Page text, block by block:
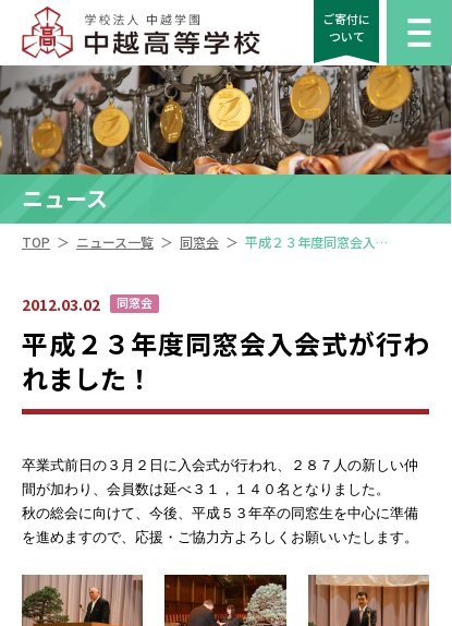
ご寄付に
ついて
ニュース
TOP ＞ ニュース一覧 ＞ 同窓会 ＞ 平成２３年度同窓会入会式が行われました！
2012.03.02 同窓会
平成２３年度同窓会入会式が行わ
れました！
卒業式前日の３月２日に入会式が行われ、２８７人の新しい仲
間が加わり、会員数は延べ３１，１４０名となりました。
秋の総会に向けて、今後、平成５３年卒の同窓生を中心に準備
を進めますので、応援・ご協力方よろしくお願いいたします。